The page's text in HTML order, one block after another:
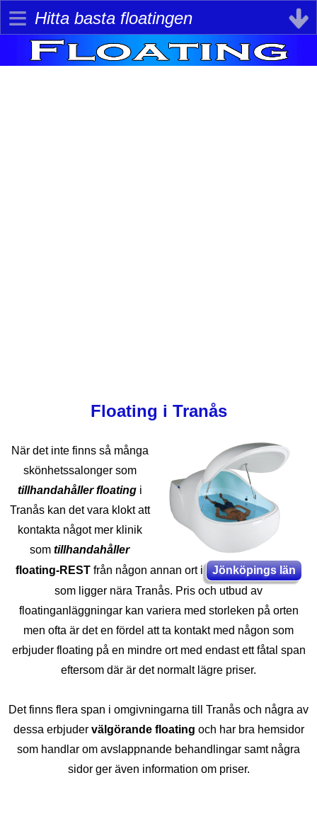
Hitta basta floatingen
≡
Floating i Tranås
När det inte finns så många
skönhetssalonger som
tillhandahåller floatingi
Tranås kan det vara klokt att
kontakta något mer klinik
som tillhandahåller
floating-RESTfrån någon annan ort i
Jönköpings län
som ligger nära Tranås. Pris och utbud av
floatinganläggningar kan variera med storleken på orten
men ofta är det en fördel att ta kontakt med någon som
erbjuder floating på en mindre ort med endast ett fåtal span
eftersom där är det normalt lägre priser.
Det finns flera span i omgivningarna till Tranås och några av
dessa erbjuder välgörande floating och har bra hemsidor
som handlar om avslappnande behandlingar samt några
sidor ger även information om priser.